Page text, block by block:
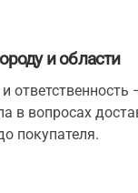
и области
ответственность
в вопросах
покупателя.